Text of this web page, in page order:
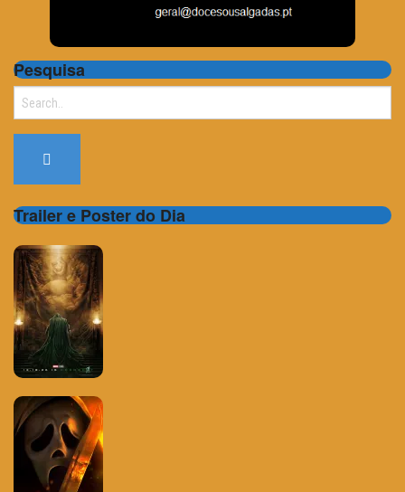
Pesquisa
Search
Trailer e Poster do Dia